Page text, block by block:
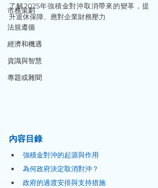
市務策劃
法規遵循
經濟和機遇
資識與智慧
專題或雜聞
了解2025年強積金對沖取消帶來的變革，提
升退休保障、應對企業財務壓力
內容目錄
強積金對沖的起源與作用
為何政府決定取消對沖？
政府的過渡安排與支持措施